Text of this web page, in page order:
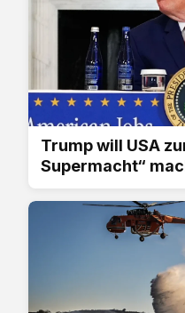
Trump will USA
Supermacht“